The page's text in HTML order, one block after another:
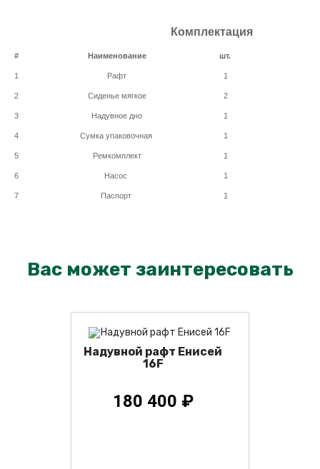
Комплектация
Наименование шт.
Надувное дно
Сумка упаковочная
Ремкомплект
Вас может заинтересовать
Надувной рафт Енисей
16F
180 400 ₽